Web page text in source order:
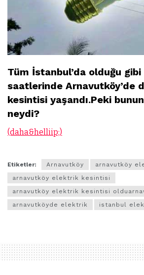
Tüm İstanbul’da olduğu
saatlerinde Arnavutköy’de
kesintisi yaşandı.Peki
neydi?
(daha&helliip;)
Etiketler: Arnavutköy
arnavutköy
arnavutköy elektrik kesintisi
arnavutköy elektrik kesintisi
arnavutköyde elektrik
istanbul